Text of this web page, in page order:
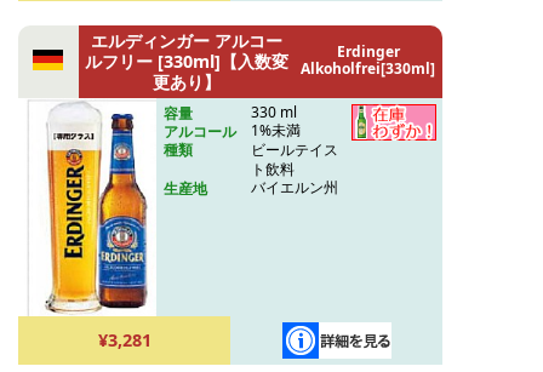
エルディンガー アルコー
ルフリー [330ml]【入数変
更あり】
Erdinger
Alkoholfrei[330ml]
容量
330 ml
アルコール
1%未満
種類
ビールテイス
ト飲料
生産地
バイエルン州
¥3,281